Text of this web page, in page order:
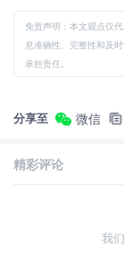
免责声明：本文观点仅
息准确性、完整性和及
承担责任。
分享至 微信
精彩评论
我